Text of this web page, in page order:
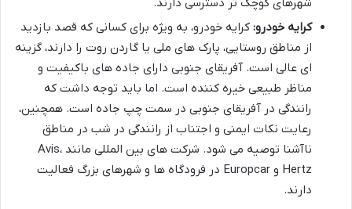
شهرهای کوچک تر دسترسی دارند.
کرایه خودرو: کرایه خودرو، به ویژه برای کسانی که قصد بازدید
از مناطق روستایی، پارک های ملی یا گاردن روت را دارند، گزینه
ای عالی است. آفریقای جنوبی دارای جاده های باکیفیت و
مناظر طبیعی خیره کننده است. اما باید توجه داشت که
رانندگی در آفریقای جنوبی در سمت چپ جاده است. همچنین،
رعایت نکات ایمنی و اجتناب از رانندگی در شب در مناطق
ناآشنا توصیه می شود. شرکت های بین المللی مانند Avis،
Hertz و Europcar در فرودگاه ها و شهرهای بزرگ فعالیت
دارند.